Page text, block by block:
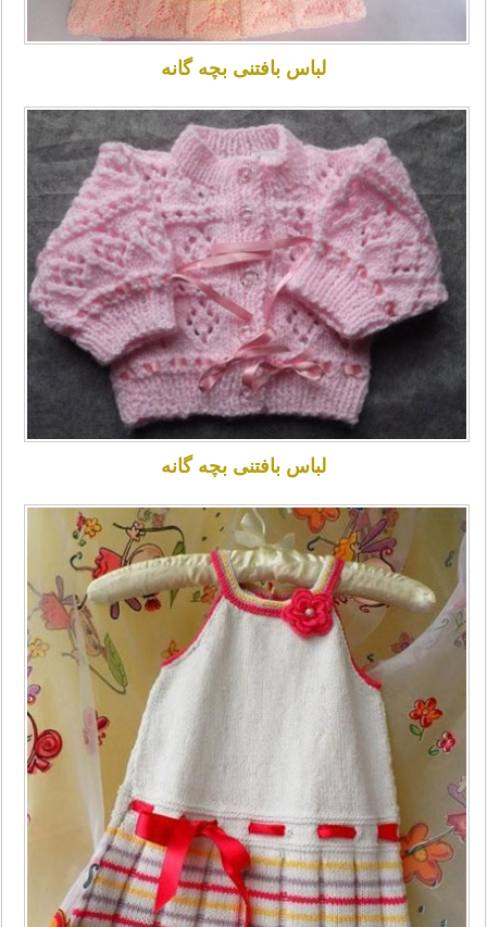
لباس بافتنی بچه گانه
لباس بافتنی بچه گانه